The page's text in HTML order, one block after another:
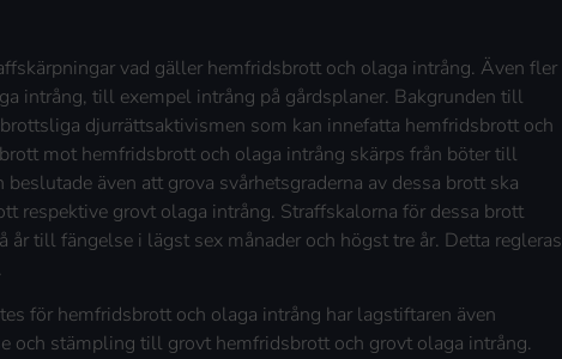
vad gäller hemfridsbrott och olaga intrång. Även fler
intrång, till exempel intrång på gårdsplaner. Bakgrunden till
djurrättsaktivismen som kan innefatta hemfridsbrott och
mot hemfridsbrott och olaga intrång skärps från böter till
även att grova svårhetsgraderna av dessa brott ska
respektive grovt olaga intrång. Straffskalorna för dessa brott
år till fängelse i lägst sex månader och högst tre år. Detta regleras
för hemfridsbrott och olaga intrång har lagstiftaren även
och stämpling till grovt hemfridsbrott och grovt olaga intrång.